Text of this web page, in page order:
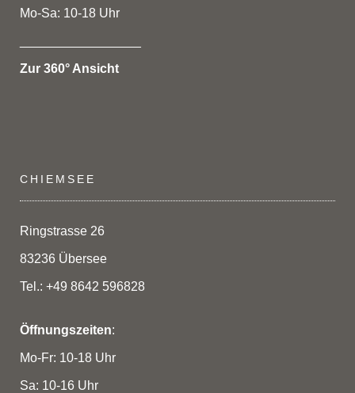
Mo-Sa: 10-18 Uhr
Zur 360° Ansicht
CHIEMSEE
Ringstrasse 26
83236 Übersee
Tel.: +49 8642 596828
Öffnungszeiten:
Mo-Fr: 10-18 Uhr
Sa: 10-16 Uhr